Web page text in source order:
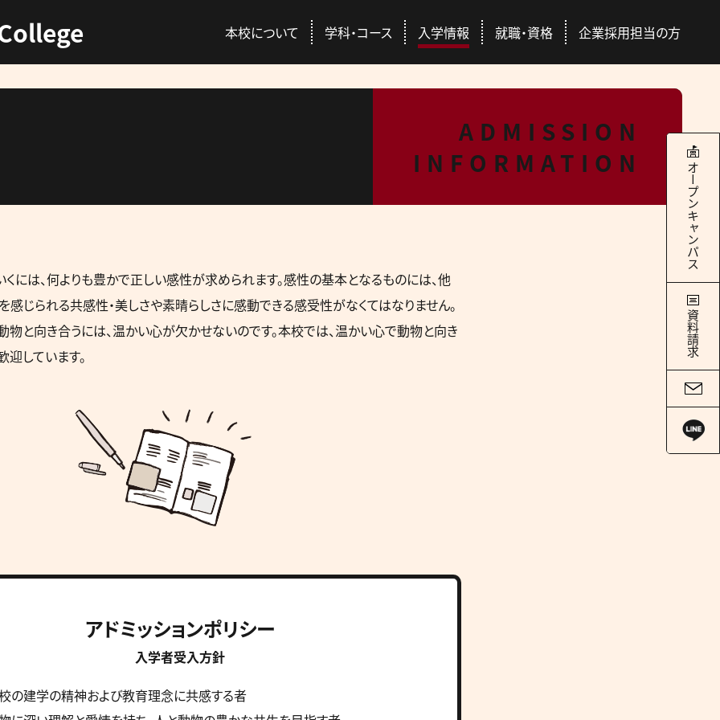
本校について
本校について
ABOUT US
本校の特徴
講師紹介
先輩が感じる本校の魅力
4つのキャンパス
学科・コース
学科・コース
COURSES
動物総合学科
プロトリマーコース
ドッグトレーナー
入学情報
入学情報
ENTRANCE EXAMINATION INFORMATION
AO入試
一般入試
募集概要・学費・入学サポート
Q&A
就職・資格
就職・資格
CERTIFICATION / SEEK EMPLYMENT
資格取得
GACを公認する国際団体
国際ペット団体との連携
企業採用担当の方
オープンキャンパス
資料請求
ADMISSION
INFORMATION
には、何よりも豊かで正しい感性が求められます。感性の基本となるものには、他
じられる共感性・美しさや素晴らしさに感動できる感受性がなくてはなりません。
物と向き合うには、温かい心が欠かせないのです。本校では、温かい心で動物と向き
しています。
アドミッションポリシー
入学者受入方針
の建学の精神および教育理念に共感する者